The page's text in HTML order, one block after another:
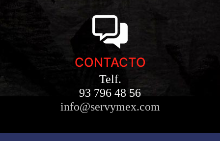
CONTACTO
Telf.
93 796 48 56
info@servymex.com